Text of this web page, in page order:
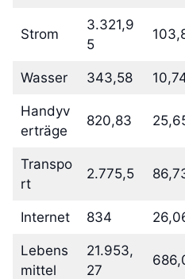
Strom
3.321,9
5
Wasser 343,58
Handyv
erträge
820,83
Transpo
rt
2.775,5
Internet 834
Lebens
mittel
21.953,
27